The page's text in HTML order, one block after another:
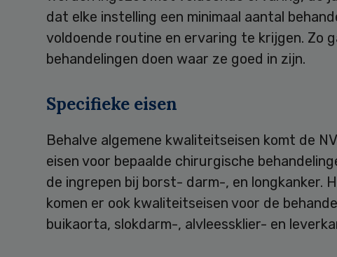
dat elke instelling een minimaal aantal
voldoende routine en ervaring te krijgen. Zo
behandelingen doen waar ze goed in zijn.
Specifieke eisen
Behalve algemene kwaliteitseisen komt de
eisen voor bepaalde chirurgische
de ingrepen bij borst- darm-, en longkanker.
komen er ook kwaliteitseisen voor de
buikaorta, slokdarm-, alvleessklier- en